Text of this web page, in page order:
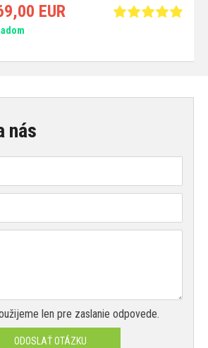
EUR
nás
len pre zaslanie odpovede.
ODOSLAŤ OTÁZKU